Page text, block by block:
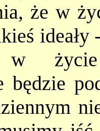
że w
w życie
będzie